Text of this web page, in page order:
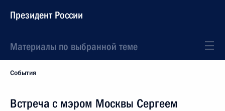
Президент России
Материалы по выбранной теме
События
Встреча с мэром Москвы Сергеем